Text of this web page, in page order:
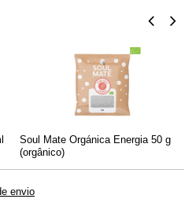
Soul Mate Orgánica Energia 50 g
(orgânico)
envio